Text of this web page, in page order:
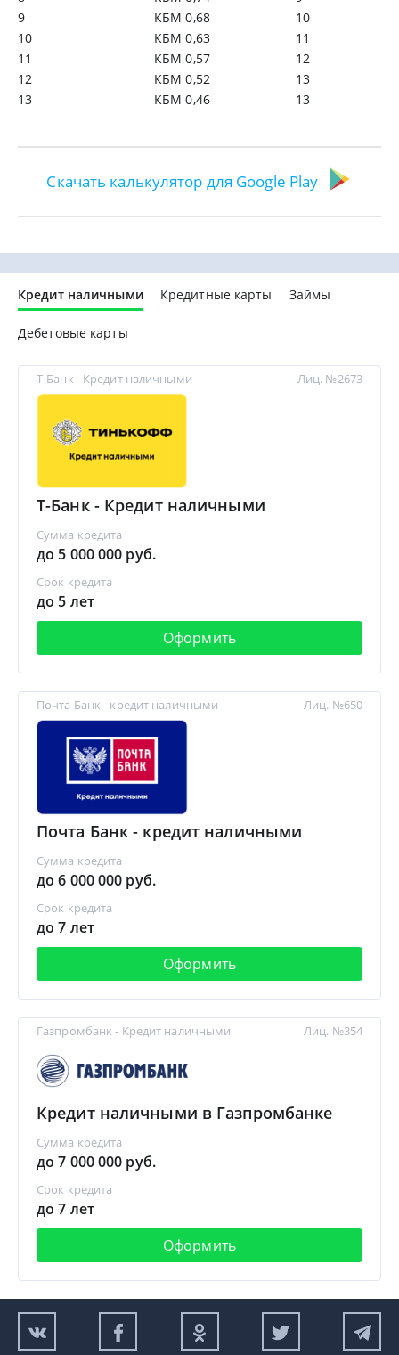
9
КБМ 0,68
10
10
КБМ 0,63
11
11
КБМ 0,57
12
12
КБМ 0,52
13
13
КБМ 0,46 13
Скачать калькулятор для Google Play
Кредит наличными Кредитные карты Займы
Дебетовые карты
Т-Банк - Кредит наличными
Т-Банк - Кредит наличными
Сумма кредита
до 5 000 000 руб.
Срок кредита
до 5 лет
Оформить
Лиц. №2673
Почта Банк - кредит наличными
Почта Банк - кредит наличными
Сумма кредита
до 6 000 000 руб.
Срок кредита
до 7 лет
Оформить
Лиц. №650
Газпромбанк - Кредит наличными
Кредит наличными в Газпромбанке
Сумма кредита
до 7 000 000 руб.
Срок кредита
до 7 лет
Оформить
Лиц. №354